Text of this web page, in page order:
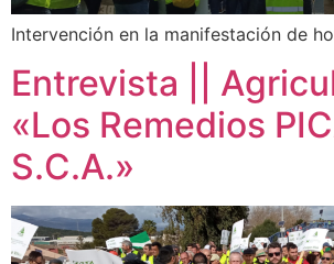
Intervención en la manifestación de
Entrevista ||
«Los Remedios
S.C.A.»